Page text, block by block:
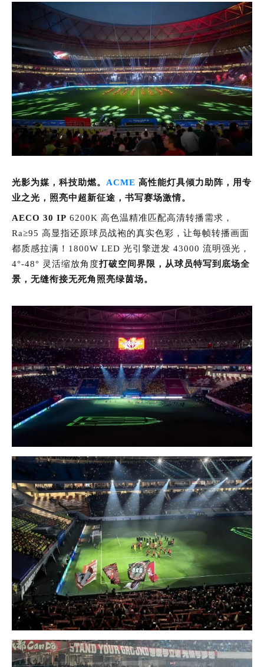
光影为媒，科技助燃。 ACME 高性能灯具倾力助阵，用专
业之光，照亮中超新征途， 书写赛场激情。
AECO 30 IP 6200K 高色温精准匹配高清转播需求，
Ra≥95 高显指还原球员战袍的真实色彩，让每帧转播画面
都质感拉满！1800W LED 光引擎迸发 43000 流明强光，
4°-48° 灵活缩放角度打破空间界限，从球员特写到底场全
景，无缝衔接无死角照亮绿茵场。